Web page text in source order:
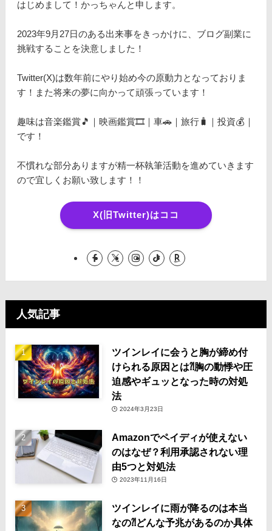
はじめまして！かっちゃんと申します。
2023年9月27日のある出来事をきっかけに、ブログ副業に
挑戦することを決意しました！
Twitter(X)は数年前にやり始め今の原動力となっておりま
す！また将来の夢に向かって頑張っています！
趣味は音楽鑑賞🎵｜映画鑑賞🎞️｜車🚗｜旅行🧳｜投資💰｜
です！
不慣れな部分ありますが精一杯執筆活動を進めていきます
ので宜しくお願い致します！！
X(旧Twitter)はココ
人気記事
ツインレイに会うと胸が締め付
けられる原因とは⁈胸の動悸や圧
迫感やギュッとなった時の対処
法
2024年3月23日
Amazonでペイディが使えない
のはなぜ？利用承認されない理
由5つと対処法
2023年11月16日
ツインレイに雨が降るのは本当
なの⁈どんな予兆があるのか具体